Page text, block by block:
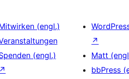
(engl.)
(engl.)
↗
↗
Matt
bbPress